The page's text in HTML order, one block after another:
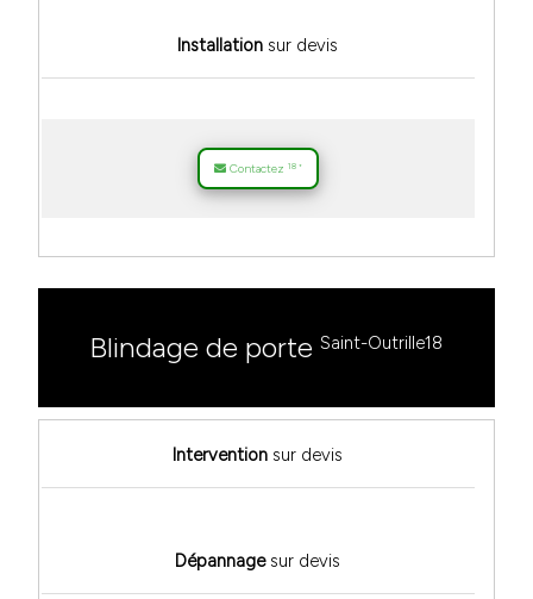
Installation sur devis
Contactez 18 *
Blindage de porteSaint-Outrille18
Intervention sur devis
Dépannagesur devis